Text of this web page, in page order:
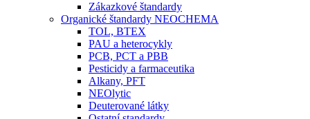
Zákazkové štandardy
Organické štandardy NEOCHEMA
TOL, BTEX
PAU a heterocykly
PCB, PCT a PBB
Pesticidy a farmaceutika
Alkany, PFT
NEOlytic
Deuterované látky